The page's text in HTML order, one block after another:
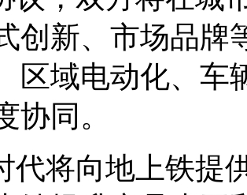
创新、市场品牌
区域电动化、车
协同。
代将向地上铁提